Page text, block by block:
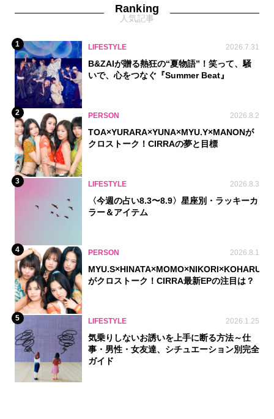
Ranking
人気記事
1 LIFESTYLE 2026.7.31
B&ZAIが贈る熱狂の“夏物語”！笑って、騒
いで、心をつなぐ『Summer Beat』
2 PERSON 2026.8.2
TOA×YURARA×YUNA×MYU.Y×MANONが
クロストーク！CIRRAの夢と目標
3 LIFESTYLE 2026.8.3
〈今週の占い8.3〜8.9〉星座別・ラッキーカ
ラー＆アイテム
4 PERSON 2026.8.1
MYU.S×HINATA×MOMO×NIKORI×KOHARU
がクロストーク！CIRRA最新EPの注目は？
5 LIFESTYLE 2026.1.25
気乗りしないお誘いを上手に断る方法～仕
事・男性・女友達、シチュエーション別完全
ガイド